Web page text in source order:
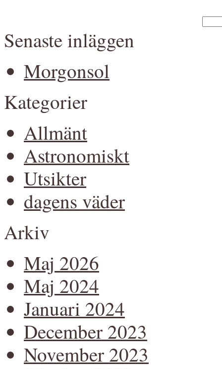
Senaste inläggen
Morgonsol
Kategorier
Allmänt
Astronomiskt
Utsikter
dagens väder
Arkiv
Maj 2026
Maj 2024
Januari 2024
December 2023
November 2023